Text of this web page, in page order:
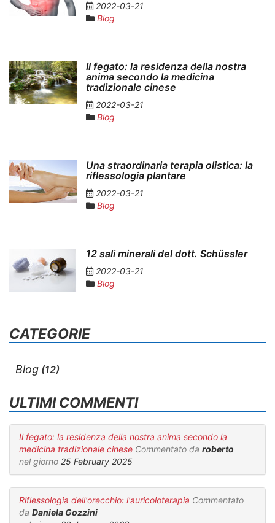
2022-03-21
Blog
Il fegato: la residenza della nostra
anima secondo la medicina
tradizionale cinese
2022-03-21
Blog
Una straordinaria terapia olistica: la
riflessologia plantare
2022-03-21
Blog
12 sali minerali del dott. Schüssler
2022-03-21
Blog
CATEGORIE
Blog (12)
ULTIMI COMMENTI
Il fegato: la residenza della nostra anima secondo la
medicina tradizionale cinese Commentato da roberto
nel giorno 25 February 2025
Riflessologia dell'orecchio: l'auricoloterapia Commentato
da Daniela Gozzini